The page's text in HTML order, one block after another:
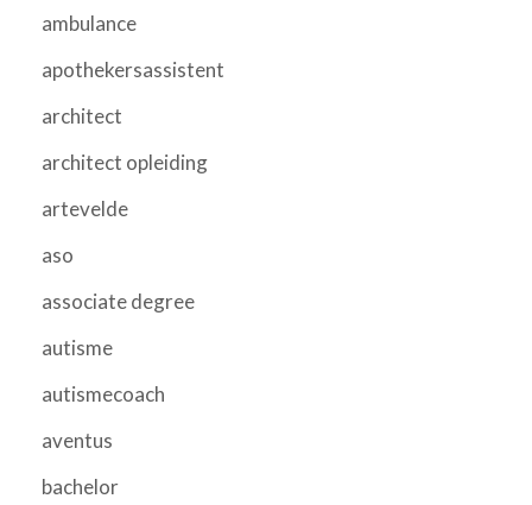
ambulance
apothekersassistent
architect
architect opleiding
artevelde
aso
associate degree
autisme
autismecoach
aventus
bachelor